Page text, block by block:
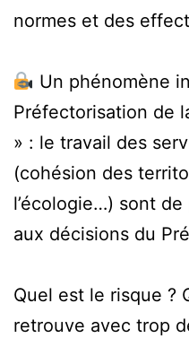
normes et des
Un phénomène
Préfectorisation de
» : le travail des
(cohésion des
l’écologie…) sont
aux décisions du
Quel est le risque ?
retrouve avec trop